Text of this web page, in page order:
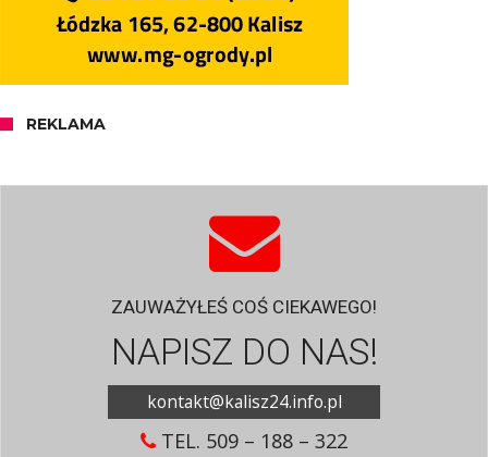
REKLAMA
ZAUWAŻYŁEŚ COŚ CIEKAWEGO!
NAPISZ DO NAS!
kontakt@kalisz24.info.pl
TEL. 509 – 188 – 322